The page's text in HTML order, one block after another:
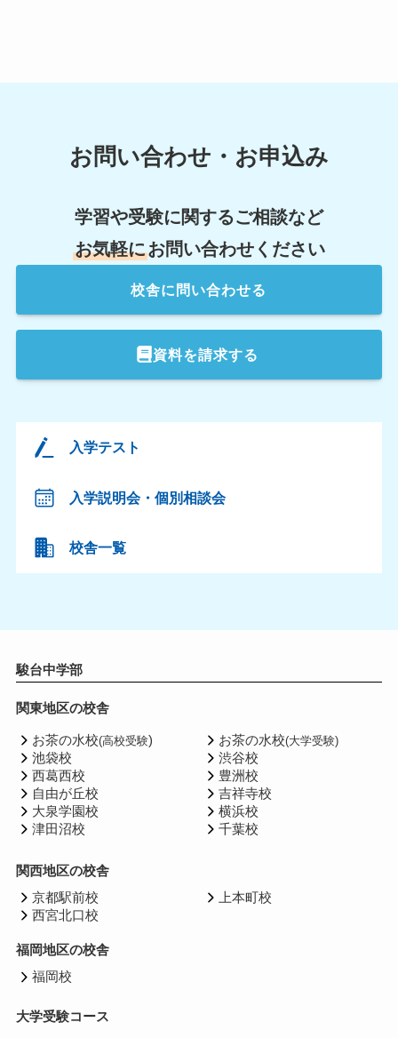
お問い合わせ・お申込み
学習や受験に関するご相談など
お気軽にお問い合わせください
校舎に問い合わせる
資料を請求する
入学テスト
入学説明会・個別相談会
校舎一覧
駿台中学部
関東地区の校舎
お茶の水校(高校受験)
池袋校
西葛西校
自由が丘校
大泉学園校
津田沼校
お茶の水校(大学受験)
渋谷校
豊洲校
吉祥寺校
横浜校
千葉校
関西地区の校舎
京都駅前校
西宮北口校
上本町校
福岡地区の校舎
福岡校
大学受験コース